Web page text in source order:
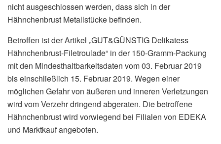
nicht ausgeschlossen werden, dass sich in der
Hähnchenbrust Metallstücke befinden.
Betroffen ist der Artikel „GUT&GÜNSTIG Delikatess
Hähnchenbrust-Filetroulade“ in der 150-Gramm-Packung
mit den Mindesthaltbarkeitsdaten vom 03. Februar 2019
bis einschließlich 15. Februar 2019. Wegen einer
möglichen Gefahr von äußeren und inneren Verletzungen
wird vom Verzehr dringend abgeraten. Die betroffene
Hähnchenbrust wird vorwiegend bei Filialen von EDEKA
und Marktkauf angeboten.